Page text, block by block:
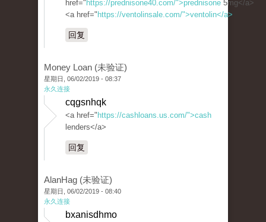
href=" https://prednisone40.com/">prednisone 5mg</a>
<a href=" https://ventolinsale.com/">ventolin</a>
回复
Money Loan (未验证)
星期日, 06/02/2019 - 08:37
永久连接
cqgsnhqk
<a href=" https://cashloans.us.com/">cash
lenders</a>
回复
AlanHag (未验证)
星期日, 06/02/2019 - 08:40
永久连接
bxanisdhmo